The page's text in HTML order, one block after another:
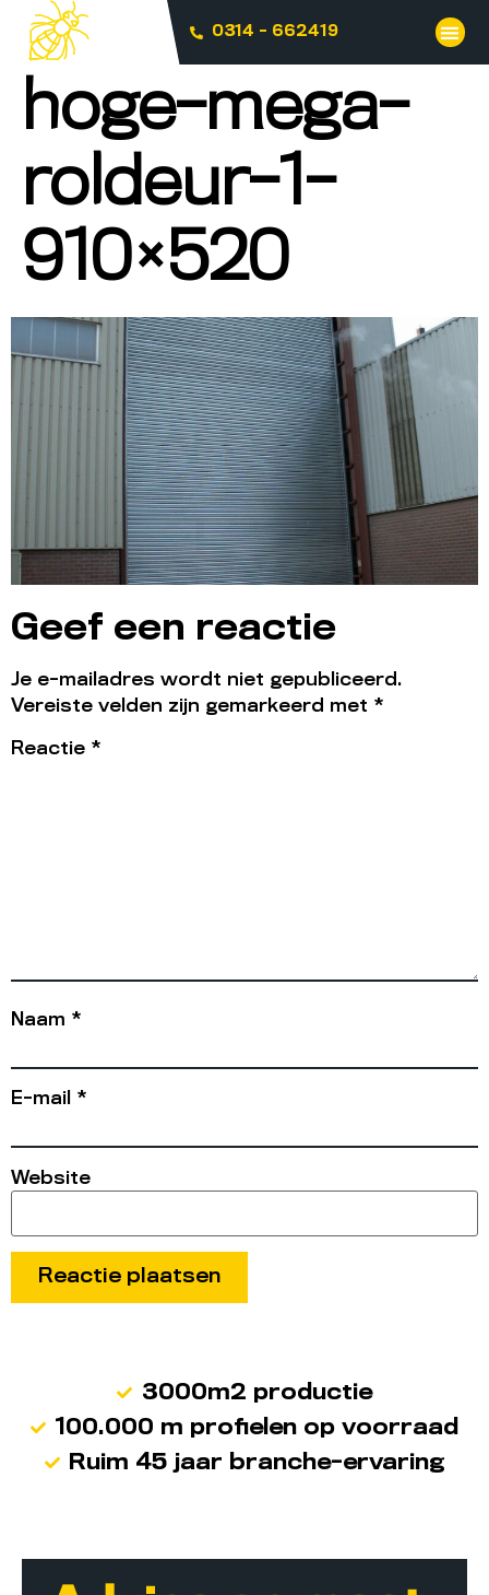
0314 - 662419
hoge-mega-
roldeur-1-
910×520
Geef een reactie
Je e-mailadres wordt niet gepubliceerd.
Vereiste velden zijn gemarkeerd met *
Reactie *
Naam *
E-mail *
Website
3000m2 productie
100.000 m profielen op voorraad
Ruim 45 jaar branche-ervaring